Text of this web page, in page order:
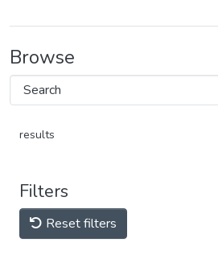
Browse
results
Filters
Reset filters